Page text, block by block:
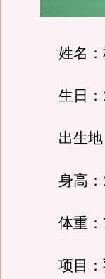
姓名：
生日：
出生地
身高：
体重：
项目：